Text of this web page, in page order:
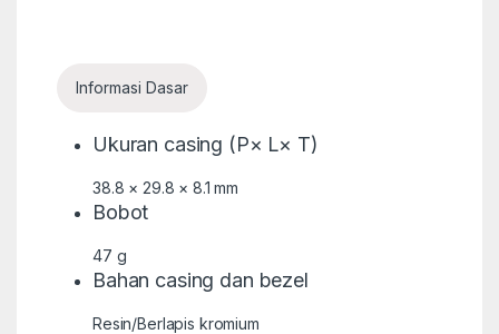
Informasi Dasar
Ukuran casing (P× L× T)
38.8 × 29.8 × 8.1 mm
Bobot
47 g
Bahan casing dan bezel
Resin/Berlapis kromium